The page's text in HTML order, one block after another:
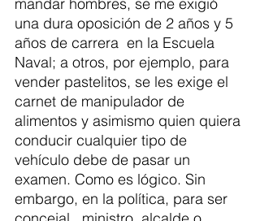
una dura oposición de 2 años y 5
años de carrera  en la Escuela
Naval; a otros, por ejemplo, para
vender pastelitos, se les exige el
carnet de manipulador de
alimentos y asimismo quien quiera
conducir cualquier tipo de
vehículo debe de pasar un
examen. Como es lógico. Sin
embargo, en la política, para ser